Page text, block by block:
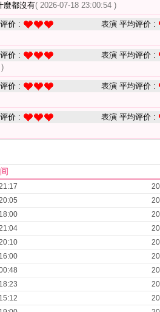
麼都沒有( 2026-07-18 23:00:54 )
价 : 表演 平均评价 :
价 : 表演 平均评价 :
价 : 表演 平均评价 :
价 : 表演 平均评价 :